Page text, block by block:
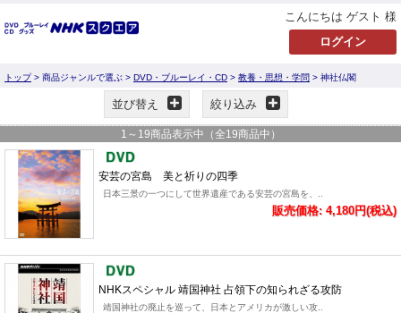
こんにちは ゲスト 様
トップ> 商品ジャンルで選ぶ > DVD・ブルーレイ・CD > 教養・思想・学問 > 神社仏閣
並び替え 絞り込み
1 ～ 19商品表示中（全19商品中）
安芸の宮島 美と祈りの四季
日本三景の一つにして世界遺産である安芸の宮島を、..
販売価格: 4,180円(税込)
NHKスペシャル 靖国神社 占領下の知られざる攻防
靖国神社の廃止を巡って、日本とアメリカが激しい攻..